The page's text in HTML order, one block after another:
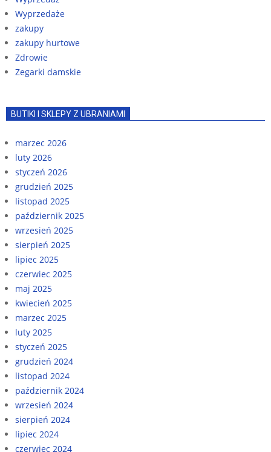
Wyprzedaże
zakupy
zakupy hurtowe
Zdrowie
Zegarki damskie
BUTIKI I SKLEPY Z UBRANIAMI
marzec 2026
luty 2026
styczeń 2026
grudzień 2025
listopad 2025
październik 2025
wrzesień 2025
sierpień 2025
lipiec 2025
czerwiec 2025
maj 2025
kwiecień 2025
marzec 2025
luty 2025
styczeń 2025
grudzień 2024
listopad 2024
październik 2024
wrzesień 2024
sierpień 2024
lipiec 2024
czerwiec 2024